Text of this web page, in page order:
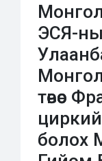
ЭСЯ-
төвөөс
болох